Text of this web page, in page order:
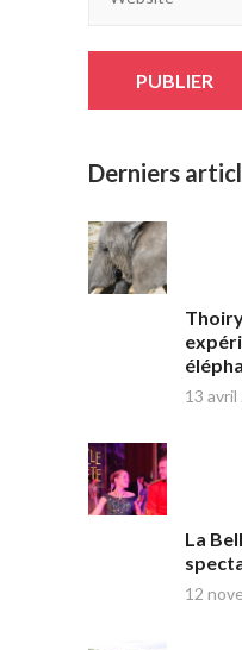
Derniers
13
La
12